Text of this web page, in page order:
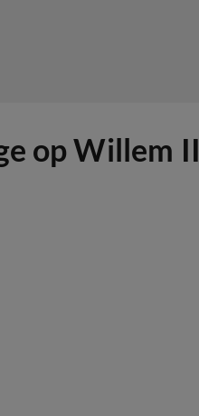
op Willem II